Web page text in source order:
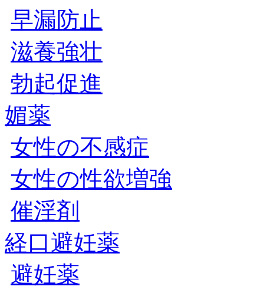
早漏防止
滋養強壮
勃起促進
媚薬
女性の不感症
女性の性欲増強
催淫剤
経口避妊薬
避妊薬